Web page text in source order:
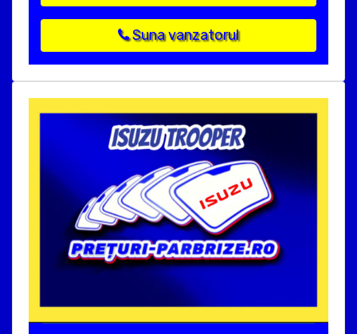
Suna vanzatorul